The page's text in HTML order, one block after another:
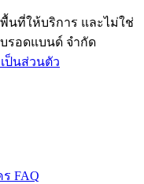
นที่ให้บริการ และไม่ใช่
รอดแบนด์ จำกัด
ป็นส่วนตัว
ร FAQ